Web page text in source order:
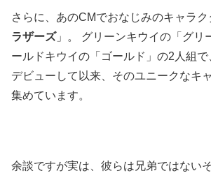
さらに、あのCMでおなじみのキャラク
ラザーズ」。
グリーンキウイの「グリ
ールドキウイの「ゴールド」の2人組
デビューして以来、そのユニークなキ
集めています。
余談ですが実は、彼らは兄弟ではない